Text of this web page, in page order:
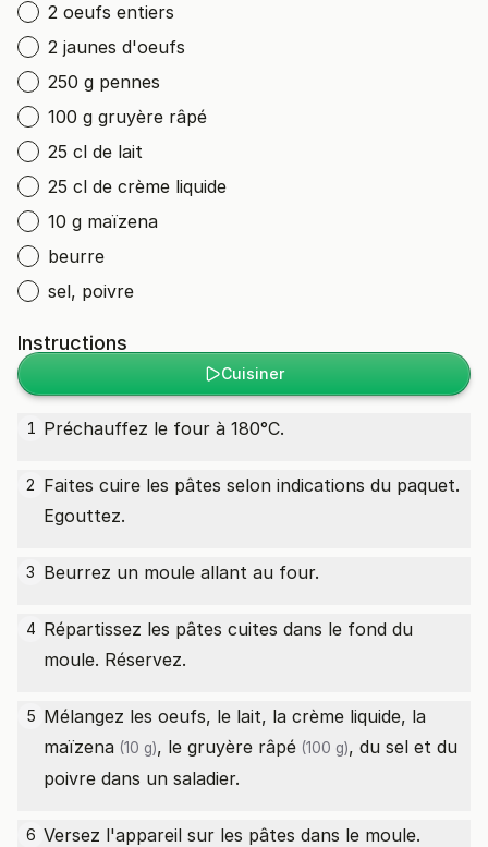
2 oeufs entiers
2 jaunes d'oeufs
250 g pennes
100 g gruyère râpé
25 cl de lait
25 cl de crème liquide
10 g maïzena
beurre
sel, poivre
Instructions
Cuisiner
1 Préchauffez le four à 180°C.
2 Faites cuire les pâtes selon indications du paquet.
Egouttez.
3 Beurrez un moule allant au four.
4 Répartissez les pâtes cuites dans le fond du
moule. Réservez.
5 Mélangez les oeufs, le lait, la crème liquide, la
maïzena (10 g), le gruyère râpé (100 g), du sel et du
poivre dans un saladier.
6 Versez l'appareil sur les pâtes dans le moule.